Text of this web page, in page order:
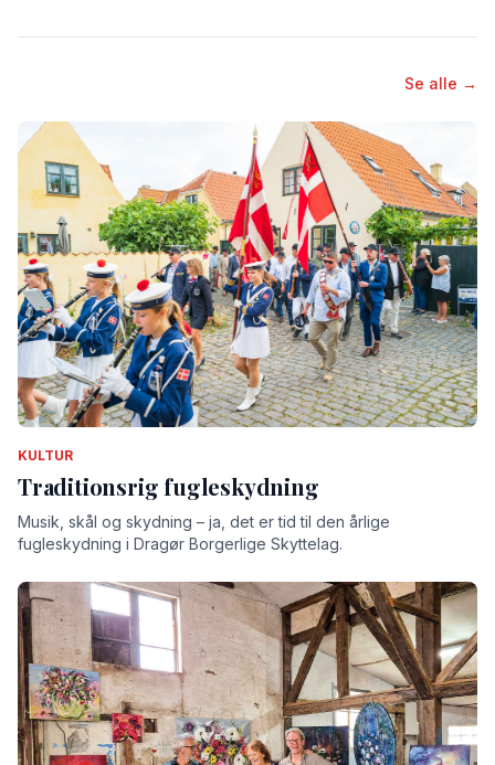
Se alle →
KULTUR
Traditionsrig fugleskydning
Musik, skål og skydning – ja, det er tid til den årlige
fugleskydning i Dragør Borgerlige Skyttelag.